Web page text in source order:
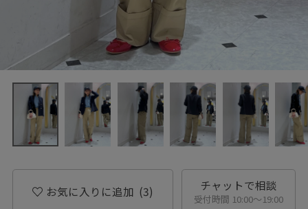
お気に入りに追加 (3) チャットで相談
受付時間 10:00〜19:00